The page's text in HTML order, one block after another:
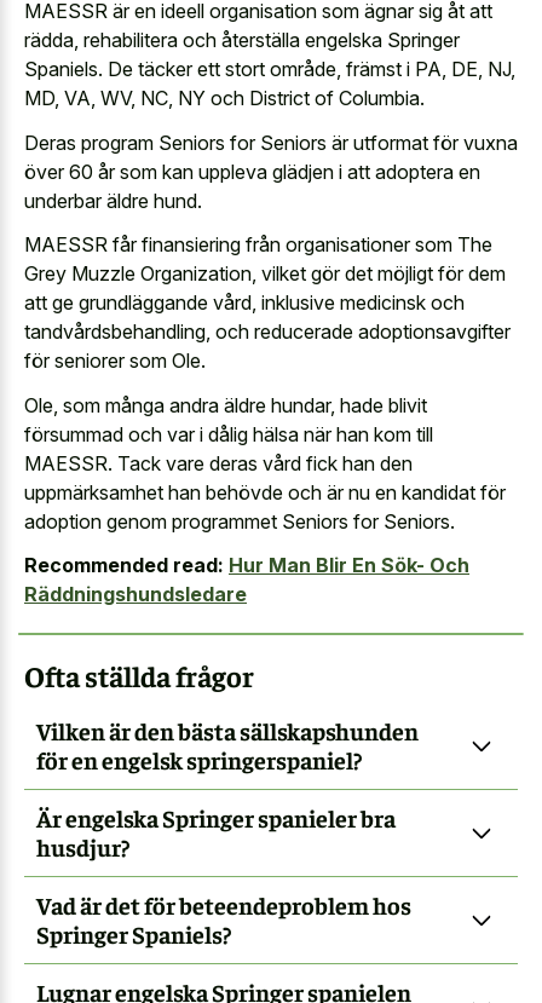
MAESSR är en ideell organisation som ägnar sig åt att
rädda, rehabilitera och återställa engelska Springer
Spaniels. De täcker ett stort område, främst i PA, DE, NJ,
MD, VA, WV, NC, NY och District of Columbia.
Deras program Seniors for Seniors är utformat för vuxna
över 60 år som kan uppleva glädjen i att adoptera en
underbar äldre hund.
MAESSR får finansiering från organisationer som The
Grey Muzzle Organization, vilket gör det möjligt för dem
att ge grundläggande vård, inklusive medicinsk och
tandvårdsbehandling, och reducerade adoptionsavgifter
för seniorer som Ole.
Ole, som många andra äldre hundar, hade blivit
försummad och var i dålig hälsa när han kom till
MAESSR. Tack vare deras vård fick han den
uppmärksamhet han behövde och är nu en kandidat för
adoption genom programmet Seniors for Seniors.
Recommended read: Hur Man Blir En Sök- Och
Räddningshundsledare
Ofta ställda frågor
Vilken är den bästa sällskapshunden
för en engelsk springerspaniel?
Är engelska Springer spanieler bra
husdjur?
Vad är det för beteendeproblem hos
Springer Spaniels?
Lugnar engelska Springer spanielen